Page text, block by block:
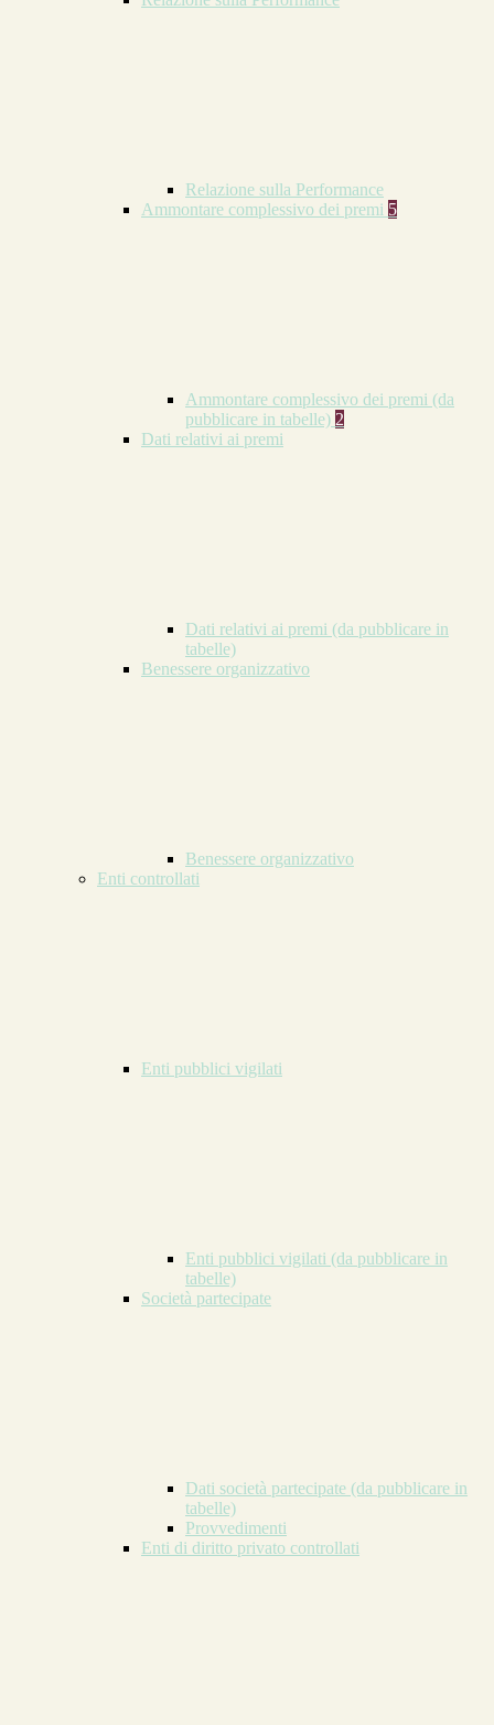
Relazione sulla Performance
Ammontare complessivo dei premi 5
Ammontare complessivo dei premi (da
pubblicare in tabelle) 2
Dati relativi ai premi
Dati relativi ai premi (da pubblicare in
tabelle)
Benessere organizzativo
Benessere organizzativo
Enti controllati
Enti pubblici vigilati
Enti pubblici vigilati (da pubblicare in
tabelle)
Società partecipate
Dati società partecipate (da pubblicare in
tabelle)
Provvedimenti
Enti di diritto privato controllati